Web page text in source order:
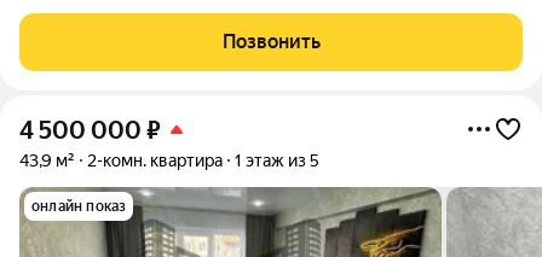
для одного человека, так и для пары. Косметический ремонт.
Установлено ПВХ окна
Позвонить
4 500 000 ₽
43,9 м² 2-комн. квартира 1 этаж из 5
онлайн показ